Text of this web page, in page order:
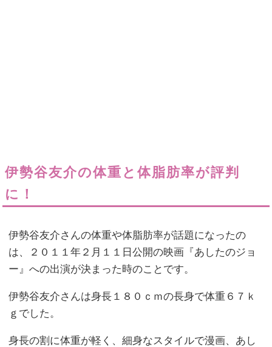
伊勢谷友介の体重と体脂肪率が評判
に！
伊勢谷友介さんの体重や体脂肪率が話題になったの
は、２０１１年２月１１日公開の映画『あしたのジョ
ー』への出演が決まった時のことです。
伊勢谷友介さんは身長１８０ｃｍの長身で体重６７ｋ
ｇでした。
身長の割に体重が軽く、細身なスタイルで漫画、あし